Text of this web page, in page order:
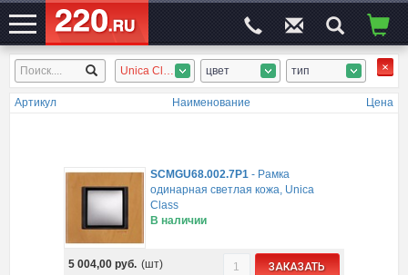
ЭЛЕКТРОСАЙТ№1 Unica Class цвет тип
Артикул Наименование Цена
SCMGU68.002.7P1 - Рамка
одинарная cветлая кожа, Unica
Class
В наличии
5 004,00руб. (шт) ЗАКАЗАТЬ